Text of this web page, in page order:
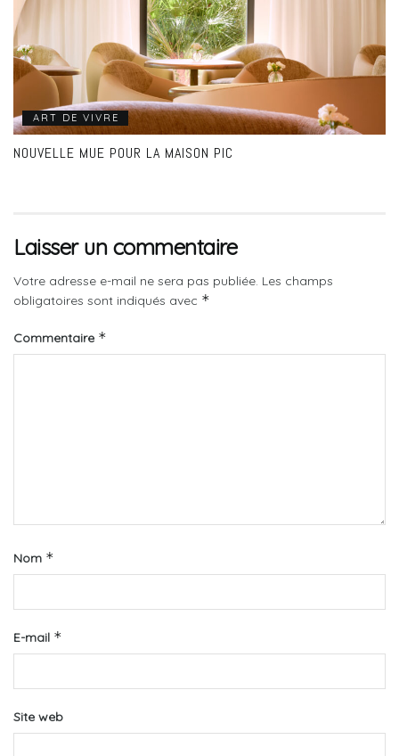
ART DE VIVRE
NOUVELLE MUE POUR LA MAISON PIC
Laisser un commentaire
Votre adresse e-mail ne sera pas publiée. Les champs
obligatoires sont indiqués avec *
Commentaire *
Nom *
E-mail *
Site web